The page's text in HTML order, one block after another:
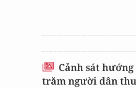
Cảnh sát
trăm người dân